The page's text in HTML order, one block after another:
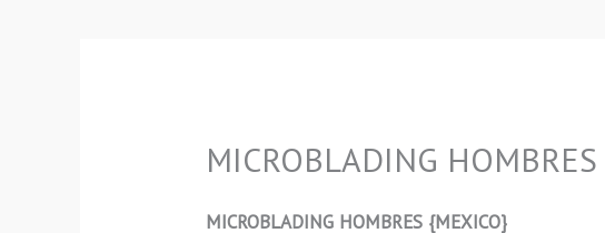
MICROBLADING
MICROBLADING HOMBRES {MEXICO}